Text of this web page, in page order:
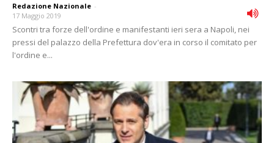
Redazione Nazionale -
17 Maggio 2019
Scontri tra forze dell'ordine e manifestanti ieri sera a Napoli, nei
pressi del palazzo della Prefettura dov'era in corso il comitato per
l'ordine e...